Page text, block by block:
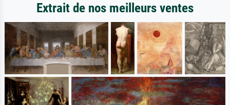
Extrait de nos meilleurs ventes